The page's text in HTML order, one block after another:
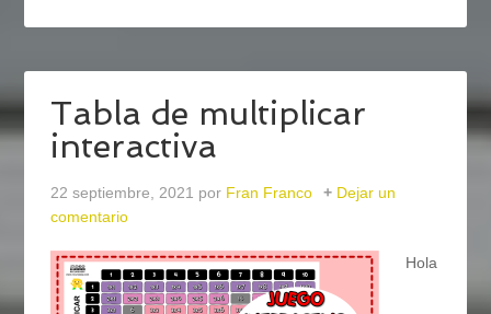
Tabla de multiplicar
interactiva
22 septiembre, 2021 por Fran Franco
Dejar un
comentario
Hola